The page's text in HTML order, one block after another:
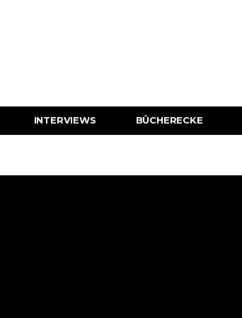
INTERVIEWS BÜCHERECKE